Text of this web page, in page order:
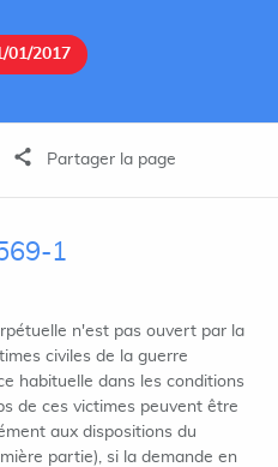
01/2017
Partager la page
1
n'est pas ouvert par la
civiles de la guerre
habituelle dans les conditions
de ces victimes peuvent être
aux dispositions du
partie), si la demande en